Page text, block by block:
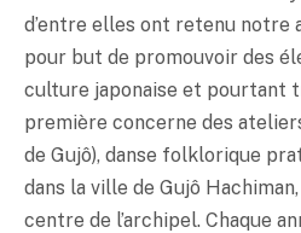
d’entre elles ont retenu notre
pour but de promouvoir des
culture japonaise et pourtant
première concerne des
de Gujô), danse folklorique
dans la ville de Gujô
centre de l’archipel. Chaque